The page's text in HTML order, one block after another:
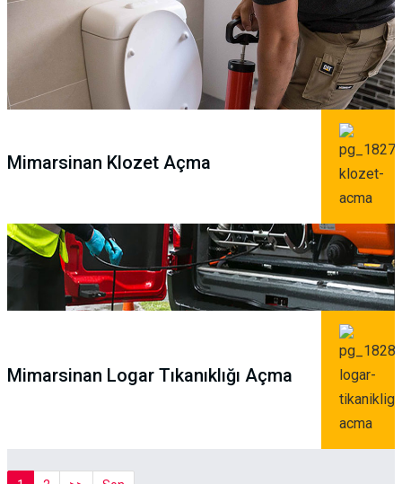
Mimarsinan Klozet Açma
Mimarsinan Logar Tıkanıklığı Açma